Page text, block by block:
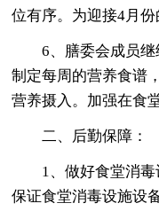
位有序。为迎接4月份
6、膳委会成员
制定每周的营养食谱
营养摄入。加强在食
二、后勤保障：
1、做好食堂消
保证食堂消毒设施设